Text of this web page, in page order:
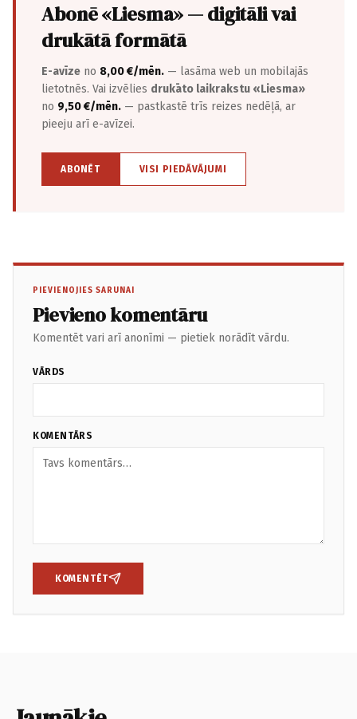
Abonē «Liesma» — digitāli vai
drukātā formātā
E-avīze no 8,00 €/mēn. — lasāma web un mobilajās
lietotnēs. Vai izvēlies drukāto laikrakstu «Liesma»
no 9,50 €/mēn. — pastkastē trīs reizes nedēļā, ar
pieeju arī e-avīzei.
ABONĒT VISI PIEDĀVĀJUMI
PIEVIENOJIES SARUNAI
Pievieno komentāru
Komentēt vari arī anonīmi — pietiek norādīt vārdu.
VĀRDS
KOMENTĀRS
KOMENTĒT